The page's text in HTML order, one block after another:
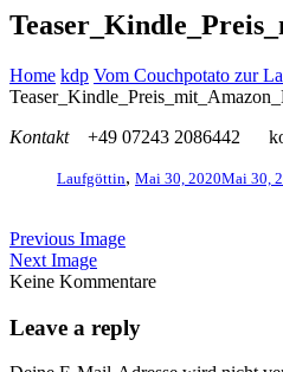
Home kdp Vom Couchpotato zur
Kontakt
+49 07243 2086442
Laufgöttin, Mai 30, 2020Mai 30,
Previous Image
Next Image
Keine Kommentare
Leave a reply